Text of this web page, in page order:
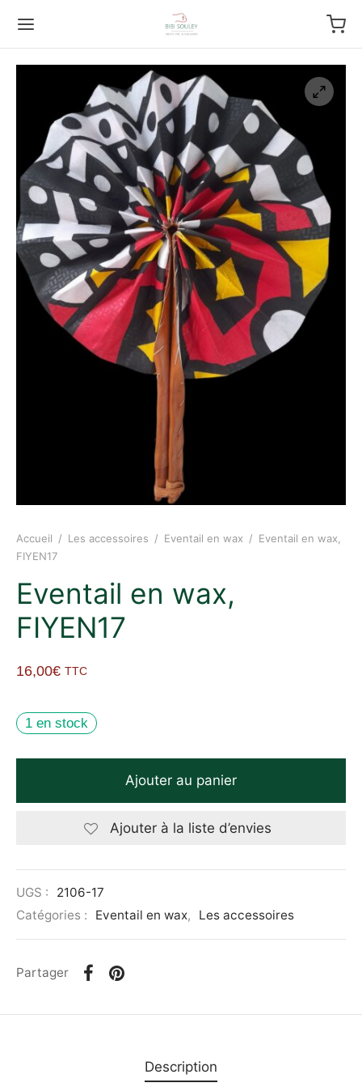
Accueil / Les accessoires / Eventail en wax / Eventail en wax,
FIYEN17
Eventail en wax,
FIYEN17
16,00€ TTC
1 en stock
Ajouter au panier
Ajouter à la liste d’envies
UGS :
2106-17
Catégories :
Eventail en wax, Les accessoires
Partager
Description